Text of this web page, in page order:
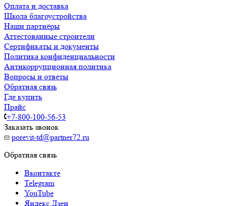
Оплата и доставка
Школа благоустройства
Наши партнёры
Аттестованные строители
Сертификаты и документы
Политика конфиденциальности
Антикоррупционная политика
Вопросы и ответы
Обратная связь
Где купить
Прайс
+7-800-100-56-53
Заказать звонок
porevit-td@partner72.ru
Обратная связь
Вконтакте
Telegram
YouTube
Яндекс.Дзен